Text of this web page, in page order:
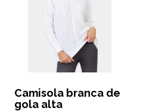
Camisola branca de
gola alta